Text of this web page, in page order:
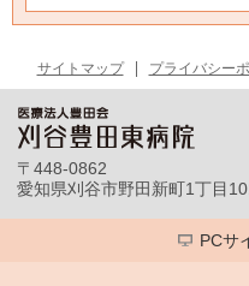
サイトマップ プライバシー
〒448-0862
愛知県刈谷市野田新町1丁目
PCサ